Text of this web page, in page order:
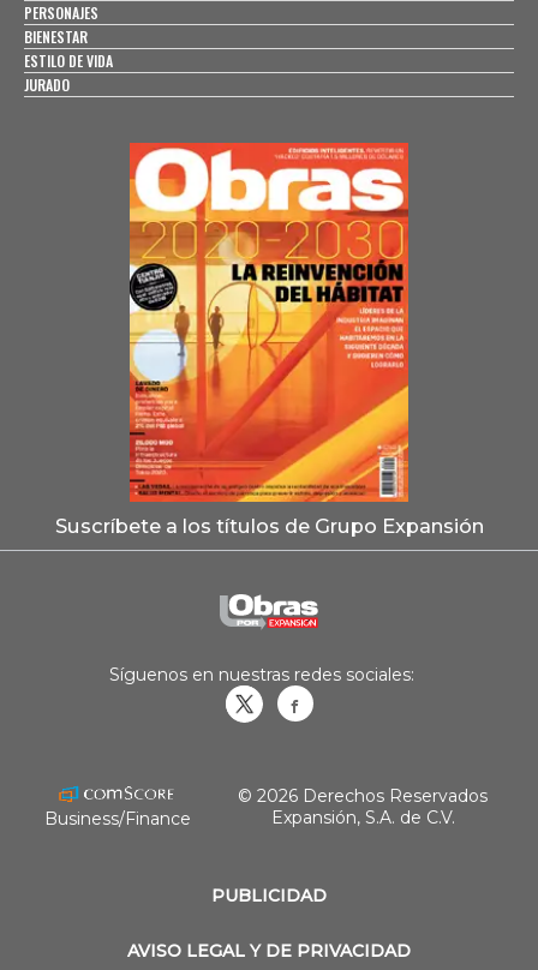
PERSONAJES
BIENESTAR
ESTILO DE VIDA
JURADO
Suscríbete a los títulos de Grupo Expansión
PUBLICIDAD
AVISO LEGAL Y DE PRIVACIDAD
Síguenos en nuestras redes sociales:
Business/Finance
© 2026 Derechos Reservados
Expansión, S.A. de C.V.